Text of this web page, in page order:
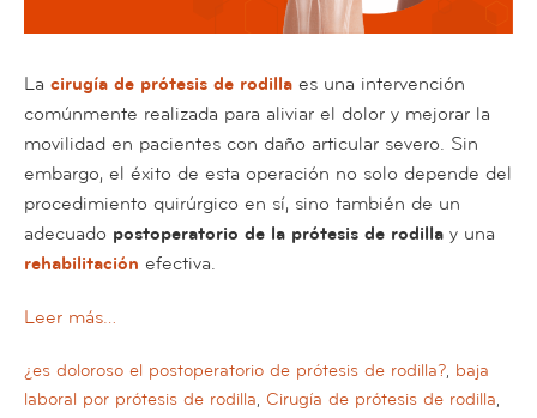
La cirugía de prótesis de rodilla es una intervención
comúnmente realizada para aliviar el dolor y mejorar la
movilidad en pacientes con daño articular severo. Sin
embargo, el éxito de esta operación no solo depende del
procedimiento quirúrgico en sí, sino también de un
adecuado postoperatorio de la prótesis de rodilla y una
rehabilitación efectiva.
Leer más…
¿es doloroso el postoperatorio de prótesis de rodilla?, baja
laboral por prótesis de rodilla, Cirugía de prótesis de rodilla,